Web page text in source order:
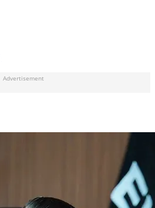
Advertisement